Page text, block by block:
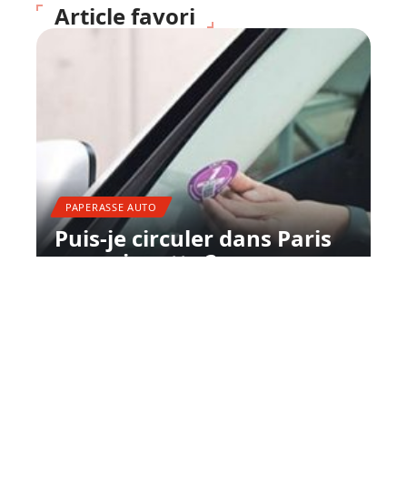
Article favori
PAPERASSE AUTO
Puis-je circuler dans Paris
sans vignette ?